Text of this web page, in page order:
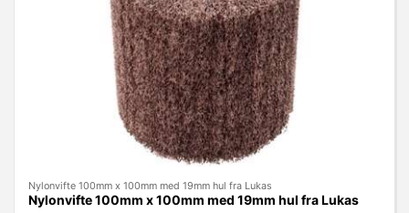
Nylonvifte 100mm x 100mm med 19mm hul fra Lukas
Nylonvifte 100mm x 100mm med 19mm hul fra Lukas